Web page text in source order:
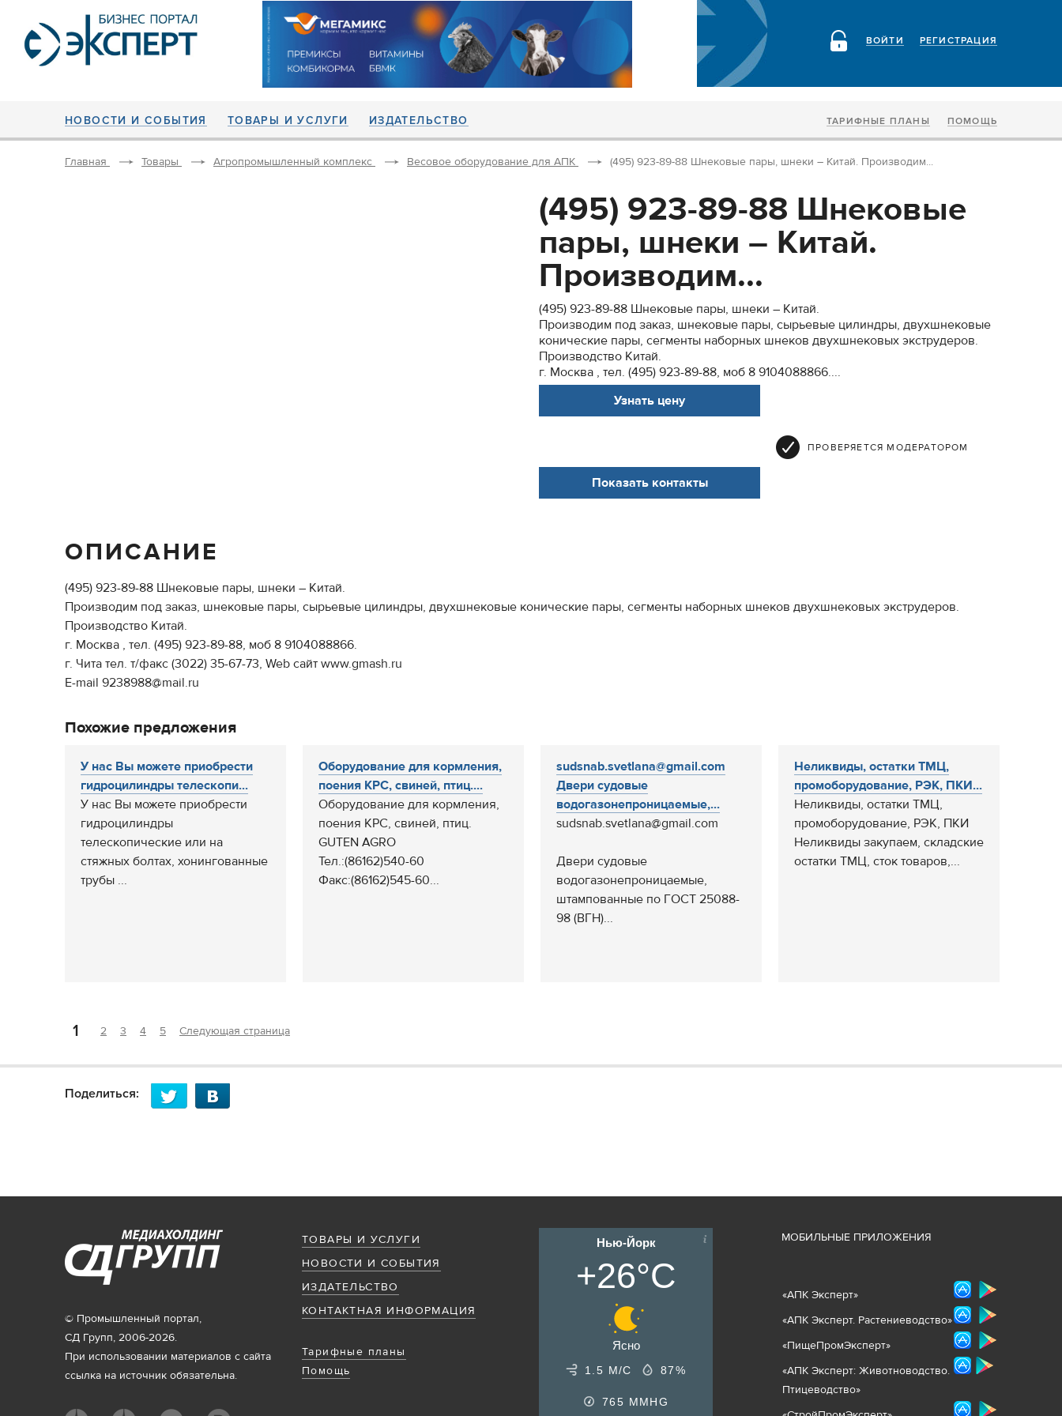
РЕГИСТРАЦИЯ
ВОЙТИ
НОВОСТИ И СОБЫТИЯ ТОВАРЫ И УСЛУГИ ИЗДАТЕЛЬСТВО ТАРИФНЫЕ ПЛАНЫ ПОМОЩЬ
Главная Товары Агропромышленный комплекс Весовое оборудование для АПК (495) 923-89-88 Шнековые пары, шнеки – Китай. Производим...
(495) 923-89-88 Шнековые
пары, шнеки – Китай.
Производим...
(495) 923-89-88 Шнековые пары, шнеки – Китай.
Производим под заказ, шнековые пары, сырьевые цилиндры, двухшнековые
конические пары, сегменты наборных шнеков двухшнековых экструдеров.
Производство Китай.
г. Москва , тел. (495) 923-89-88, моб 8 9104088866....
Узнать цену
ПРОВЕРЯЕТСЯ МОДЕРАТОРОМ
Показать контакты
ОПИСАНИЕ
(495) 923-89-88 Шнековые пары, шнеки – Китай.
Производим под заказ, шнековые пары, сырьевые цилиндры, двухшнековые конические пары, сегменты наборных шнеков двухшнековых экструдеров.
Производство Китай.
г. Москва , тел. (495) 923-89-88, моб 8 9104088866.
г. Чита тел. т/факс (3022) 35-67-73, Web сайт www.gmash.ru
E-mail 9238988@mail.ru
Похожие предложения
У нас Вы можете приобрести
гидроцилиндры телескопи...
У нас Вы можете приобрести
гидроцилиндры
телескопические или на
стяжных болтах, хонингованные
трубы ...
Оборудование для кормления,
поения КРС, свиней, птиц....
Оборудование для кормления,
поения КРС, свиней, птиц.
GUTEN AGRO
Тел.:(86162)540-60
Факс:(86162)545-60...
sudsnab.svetlana@gmail.com
Двери судовые
водогазонепроницаемые,...
sudsnab.svetlana@gmail.com
Двери судовые
водогазонепроницаемые,
штампованные по ГОСТ 25088-
98 (ВГН)...
Неликвиды, остатки ТМЦ,
промоборудование, РЭК, ПКИ...
Неликвиды, остатки ТМЦ,
промоборудование, РЭК, ПКИ
Неликвиды закупаем, складские
остатки ТМЦ, сток товаров,...
1 2 3 4 5 Следующая страница
Поделиться:
ТОВАРЫ И УСЛУГИ
НОВОСТИ И СОБЫТИЯ
ИЗДАТЕЛЬСТВО
КОНТАКТНАЯ ИНФОРМАЦИЯ
Тарифные планы
Помощь
© Промышленный портал,
СД Групп, 2006-2026.
При использовании материалов с сайта
ссылка на источник обязательна.
Нью-Йорк
+26°C
Ясно
1.5 М/С 87%
765 MMHG
МОБИЛЬНЫЕ ПРИЛОЖЕНИЯ
«АПК Эксперт»
«АПК Эксперт. Растениеводство»
«ПищеПромЭксперт»
«АПК Эксперт: Животноводство.
Птицеводство»